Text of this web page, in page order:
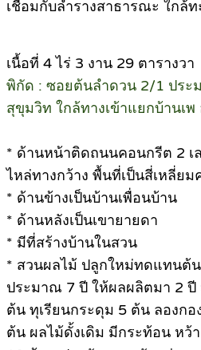
เชื่อมกับลำรางสาธารณะ ใกล้ท
เนื้อที่ 4 ไร่ 3 งาน 29 ตารางวา
พิกัด : ซอยต้นลำดวน 2/1 ประ
สุขุมวิท ใกล้ทางเข้าแยกบ้านเพ
* ด้านหน้าติดถนนคอนกรีต 2 เ
ไหล่ทางกว้าง พื้นที่เป็นสี่เหลี่ยม
* ด้านข้างเป็นบ้านเพื่อนบ้าน
* ด้านหลังเป็นเขายายดา
* มีที่สร้างบ้านในสวน
* สวนผลไม้ ปลูกใหม่ทดแทนต้น
ประมาณ 7 ปี ให้ผลผลิตมา 2
ต้น ทุเรียนกระดุม 5 ต้น ลองกอ
ต้น ผลไม้ดั้งเดิม มีกระท้อน หว้